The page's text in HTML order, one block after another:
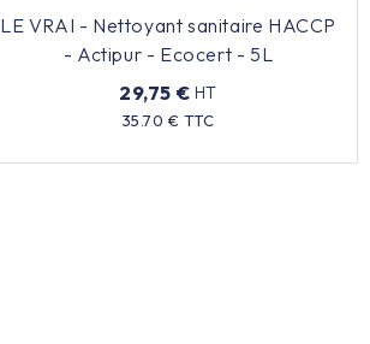
LE VRAI - Nettoyant sanitaire HACCP
- Actipur - Ecocert - 5L
29,75 € HT
35.70 € TTC
Prix